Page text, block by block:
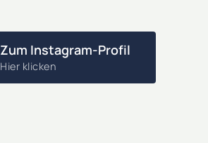
Zum Instagram-Profil
Hier klicken